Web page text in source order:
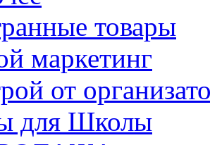
товары
маркетинг
от
для Школы